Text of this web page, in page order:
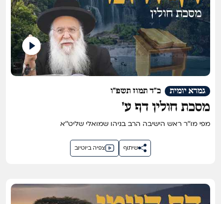
כ"ד תמוז תשפ"ו גמרא יומית
מסכת חולין דף ע'
מפי מו''ר ראש הישיבה הרב בניהו שמואלי שליט''א
צפיה ביוטיוב שיתוף